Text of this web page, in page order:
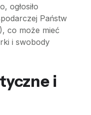
ogłosiło
Państw
co może mieć
i swobody
i